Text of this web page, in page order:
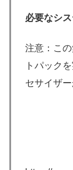
必要なシス
注意：こ
トパック
セサイザー